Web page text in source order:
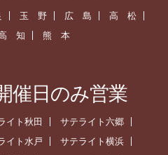
玉 野 広 島
高 松
知 熊 本
催日のみ営業
イト秋田
サテライト六郷
イト水戸
サテライト横浜